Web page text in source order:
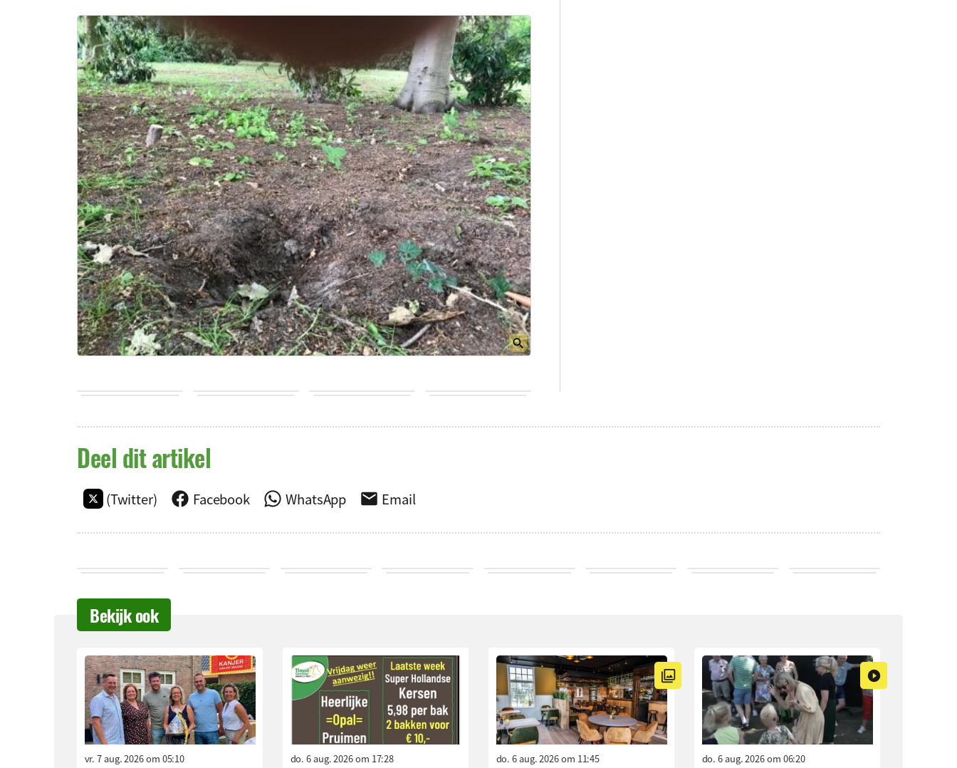
Deel dit artikel
(Twitter) Facebook WhatsApp Email
Bekijk ook
vr. 7 aug. 2026 om 05:10 do. 6 aug. 2026 om 17:28 do. 6 aug. 2026 om 11:45 do. 6 aug. 2026 om 06:20